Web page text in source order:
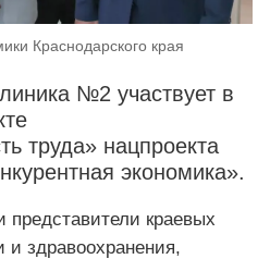
Краснодарского края
№2 участвует в
труда» нацпроекта
экономика».
представители краевых
и здравоохранения,